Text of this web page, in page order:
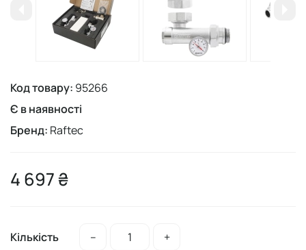
Код товару: 95266
Є в наявності
Бренд: Raftec
4 697 ₴
Кількість – +